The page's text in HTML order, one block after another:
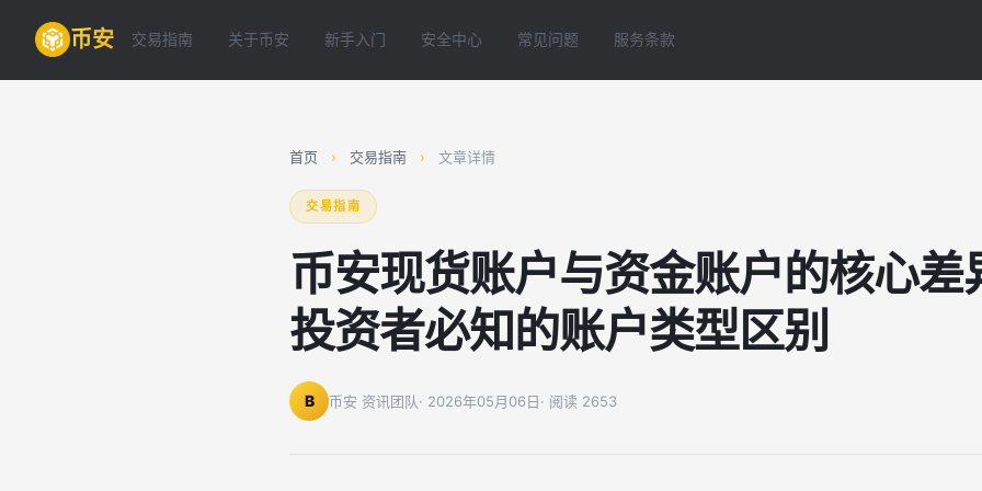
币安 交易指南 关于币安 新手入门 安全中心 常见问题 服务条款
首页 › 交易指南 › 文章详情
交易指南
币安现货账户与资金账户的核心差
投资者必知的账户类型区别
B 币安 资讯团队· 2026年05月06日· 阅读 2653